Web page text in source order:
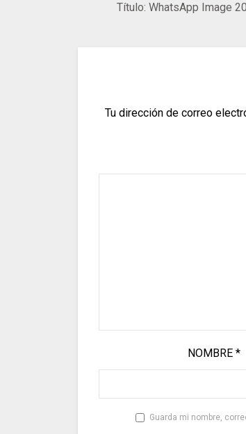
Título: WhatsApp Image
Tu dirección de correo
NOMBRE*
Guarda mi nombre,